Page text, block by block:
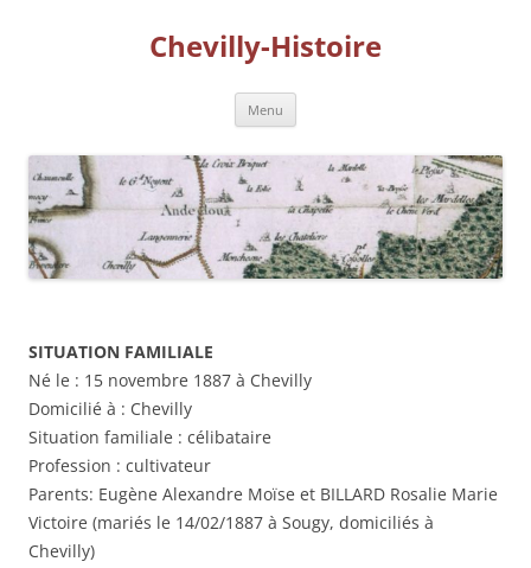
Chevilly-Histoire
Menu
SITUATION FAMILIALE
Né le : 15 novembre 1887 à Chevilly
Domicilié à : Chevilly
Situation familiale : célibataire
Profession : cultivateur
Parents: Eugène Alexandre Moïse et BILLARD Rosalie Marie
Victoire (mariés le 14/02/1887 à Sougy, domiciliés à
Chevilly)